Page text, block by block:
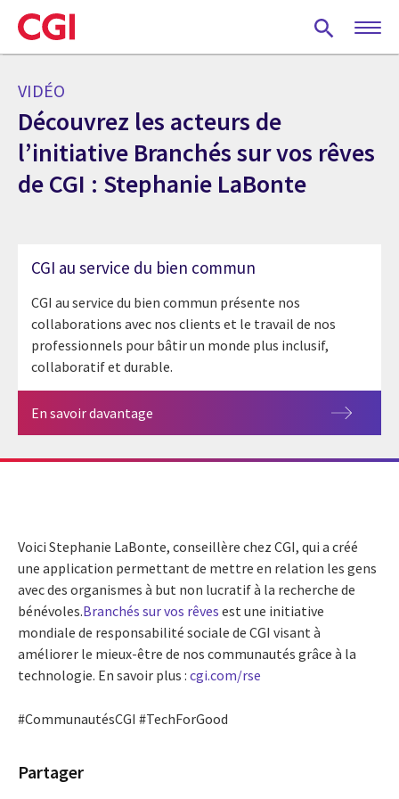
Skip
to
main
VIDÉO
Découvrez les acteurs de
l’initiative Branchés sur vos rêves
de CGI : Stephanie LaBonte
CGI au service du bien commun
CGI au service du bien commun présente nos
collaborations avec nos clients et le travail de nos
professionnels pour bâtir un monde plus inclusif,
collaboratif et durable.
En savoir davantage
Voici Stephanie LaBonte, conseillère chez CGI, qui a créé
une application permettant de mettre en relation les gens
avec des organismes à but non lucratif à la recherche de
bénévoles.Branchés sur vos rêves est une initiative
mondiale de responsabilité sociale de CGI visant à
améliorer le mieux-être de nos communautés grâce à la
technologie. En savoir plus : cgi.com/rse
#CommunautésCGI #TechForGood
Partager